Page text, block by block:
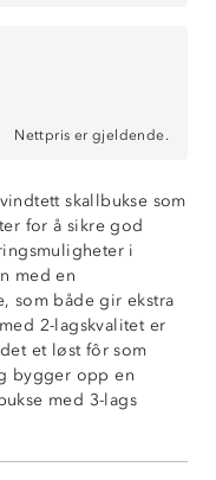
Nettpris er gjeldende.
skallbukse som
for å sikre god
i
med en
som både gir ekstra
2-lagskvalitet er
et løst fôr som
bygger opp en
med 3-lags